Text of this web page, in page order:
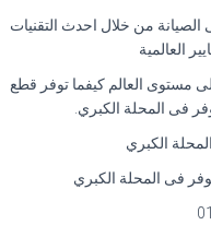
من خلال احدث التقنيات
العالمية
مستوى العالم كيفما توفر قطع
فى المحلة الكبري.
الكبري
فى المحلة الكبري